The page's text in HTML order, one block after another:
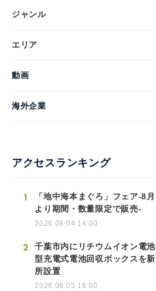
ジャンル
エリア
動画
海外企業
アクセスランキング
1
「地中海本まぐろ」フェア-8月
より期間・数量限定で販売-
2026.08.04 14:00
2
千葉市内にリチウムイオン電
型充電式電池回収ボックスを
所設置
2026.08.05 16:00